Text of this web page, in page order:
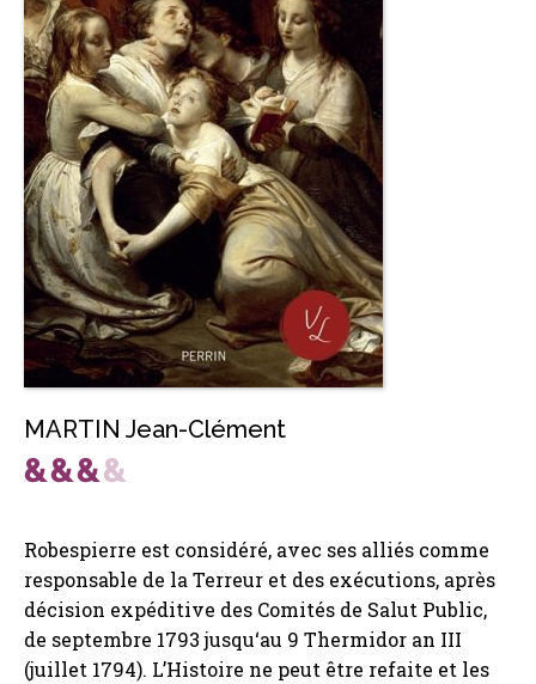
MARTIN Jean-Clément
Robespierre est considéré, avec ses alliés comme
responsable de la Terreur et des exécutions, après
décision expéditive des Comités de Salut Public,
de septembre 1793 jusqu‘au 9 Thermidor an III
(juillet 1794). L’Histoire ne peut être refaite et les